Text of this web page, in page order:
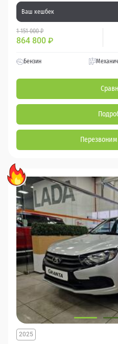
Ваш кешбек
1 151 000 ₽
864 800 ₽
Бензин
2025